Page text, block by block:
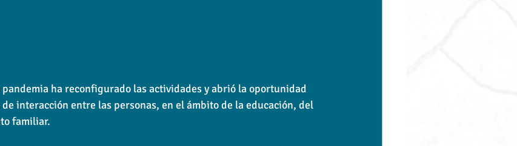
ha reconfigurado las actividades y abrió la oportunidad
interacción entre las personas, en el ámbito de la educación, del
familiar.